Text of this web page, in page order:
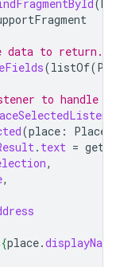
(R
data to return.
(listOf(
to handle
(place : Place
. text =
,
,
place.displayName